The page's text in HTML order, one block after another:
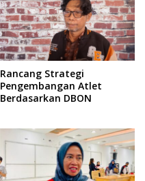
Rancang Strategi
Pengembangan Atlet
Berdasarkan DBON